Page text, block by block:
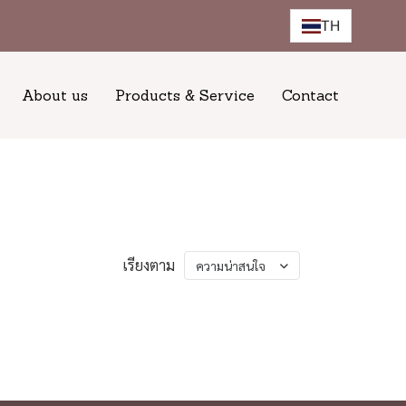
TH
About us Products & Service Contact
เรียงตาม ความน่าสนใจ